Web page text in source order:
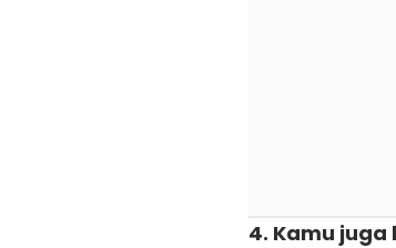
4. Kamu